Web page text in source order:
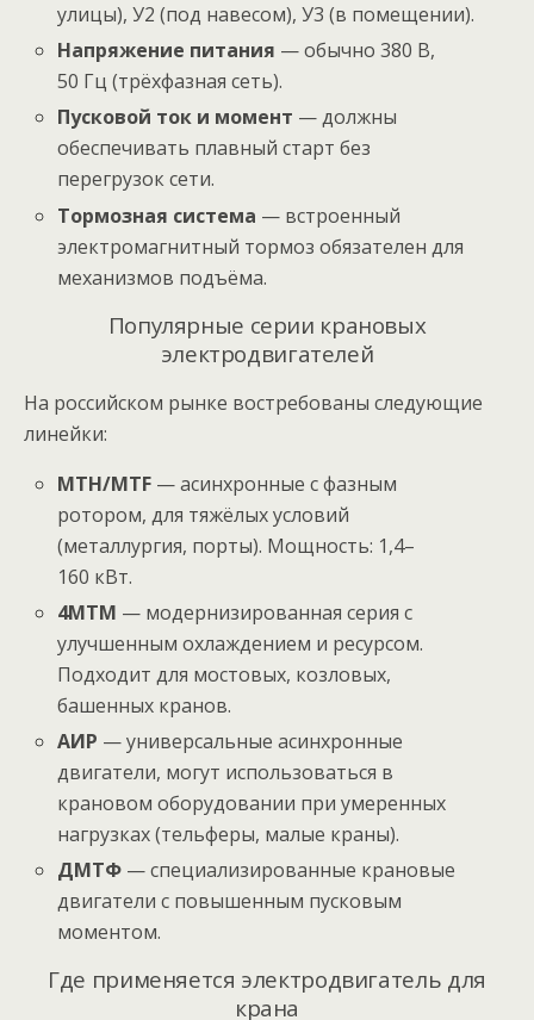
улицы), У2 (под навесом), У3 (в помещении).
Напряжение питания — обычно 380 В,
50 Гц (трёхфазная сеть).
Пусковой ток и момент — должны
обеспечивать плавный старт без
перегрузок сети.
Тормозная система — встроенный
электромагнитный тормоз обязателен для
механизмов подъёма.
Популярные серии крановых
электродвигателей
На российском рынке востребованы следующие
линейки:
МТН/MTF — асинхронные с фазным
ротором, для тяжёлых условий
(металлургия, порты). Мощность: 1,4–
160 кВт.
4МТМ — модернизированная серия с
улучшенным охлаждением и ресурсом.
Подходит для мостовых, козловых,
башенных кранов.
АИР — универсальные асинхронные
двигатели, могут использоваться в
крановом оборудовании при умеренных
нагрузках (тельферы, малые краны).
ДМТФ — специализированные крановые
двигатели с повышенным пусковым
моментом.
Где применяется электродвигатель для
крана